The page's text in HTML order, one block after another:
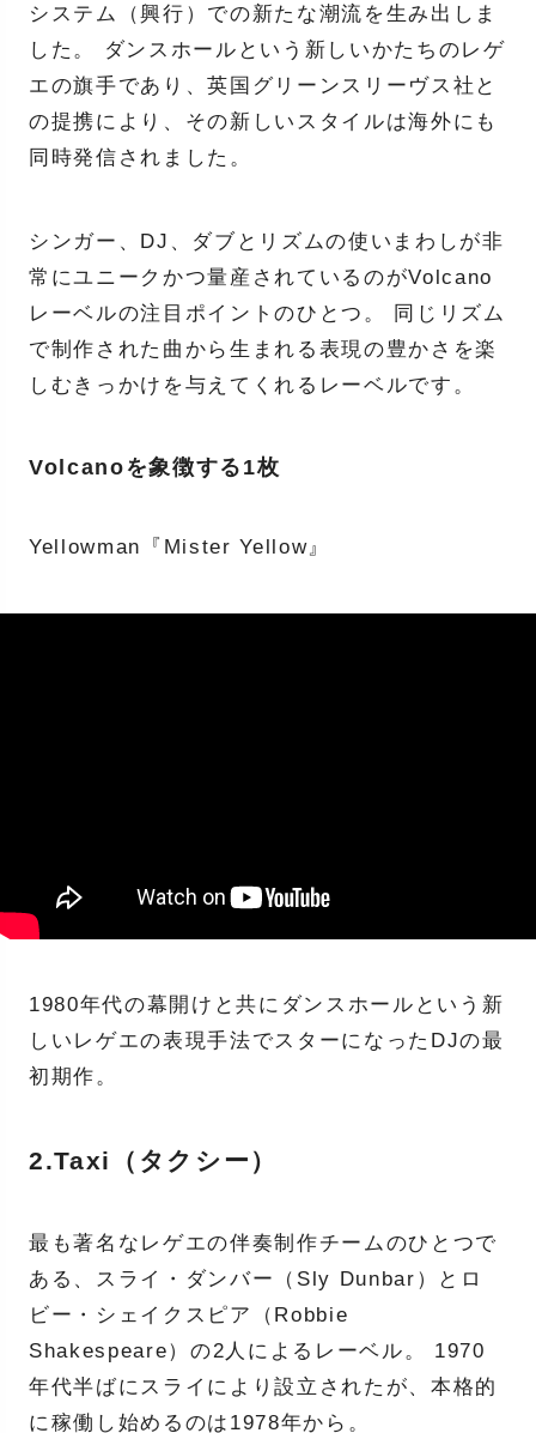
システム（興行）での新たな潮流を生み出しま
した。 ダンスホールという新しいかたちのレゲ
エの旗手であり、英国グリーンスリーヴス社と
の提携により、その新しいスタイルは海外にも
同時発信されました。
シンガー、DJ、ダブとリズムの使いまわしが非
常にユニークかつ量産されているのがVolcano
レーベルの注目ポイントのひとつ。 同じリズム
で制作された曲から生まれる表現の豊かさを楽
しむきっかけを与えてくれるレーベルです。
Volcanoを象徴する1枚
Yellowman『Mister Yellow』
1980年代の幕開けと共にダンスホールという新
しいレゲエの表現手法でスターになったDJの最
初期作。
2.Taxi（タクシー）
最も著名なレゲエの伴奏制作チームのひとつで
ある、スライ・ダンバー（Sly Dunbar）とロ
ビー・シェイクスピア（Robbie
Shakespeare）の2人によるレーベル。 1970
年代半ばにスライにより設立されたが、本格的
に稼働し始めるのは1978年から。